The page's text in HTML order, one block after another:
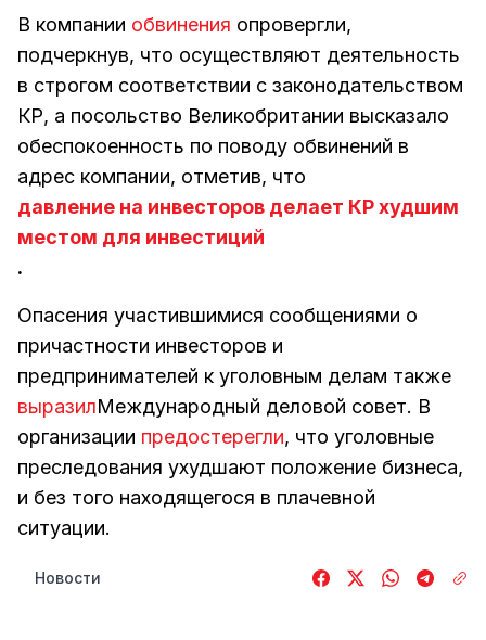
В компании обвинения опровергли,
подчеркнув, что осуществляют деятельность
в строгом соответствии с законодательством
КР, а посольство Великобритании высказало
обеспокоенность по поводу обвинений в
адрес компании, отметив, что
давление на инвесторов делает КР худшим
местом для инвестиций
.
Опасения участившимися сообщениями о
причастности инвесторов и
предпринимателей к уголовным делам также
выразилМеждународный деловой совет. В
организации предостерегли, что уголовные
преследования ухудшают положение бизнеса,
и без того находящегося в плачевной
ситуации.
Новости